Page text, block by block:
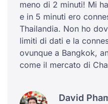
meno di 2 minuti! Mi
e in 5 minuti ero
Thailandia. Non ho
limiti di dati e la
ovunque a Bangkok,
come il mercato di
David